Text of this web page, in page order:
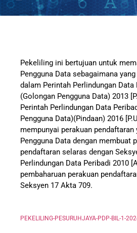
Pekeliling ini bertujuan untuk
Pengguna Data sebagaimana
dalam Perintah Perlindungan Data
(Golongan Pengguna Data) 2013
Perintah Perlindungan Data
Pengguna Data)(Pindaan) 2016
mempunyai perakuan pendaftaran
Pengguna Data dengan membuat
pendaftaran selaras dengan
Perlindungan Data Peribadi 2010
pembaharuan perakuan
Seksyen 17 Akta 709.
PEKELILING-PESURUHJAYA-PDP-BIL-1-